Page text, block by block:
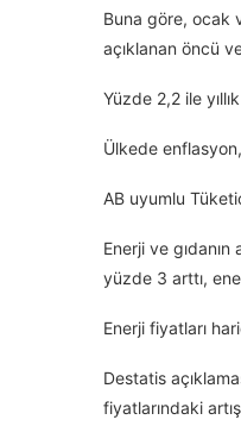
Buna göre, ocak
açıklanan öncü
Yüzde 2,2 ile
Ülkede
AB uyumlu
Enerji ve
yüzde 3 arttı,
Enerji fiyatları
Destatis
fiyatlarındaki